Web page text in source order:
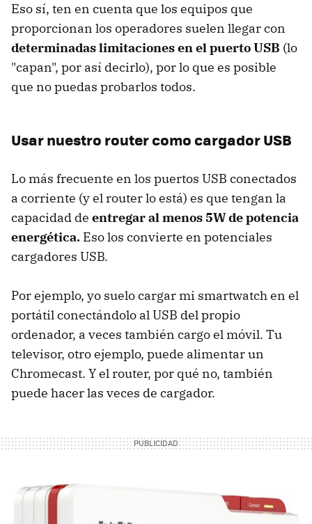
Eso sí, ten en cuenta que los equipos que
proporcionan los operadores suelen llegar con
determinadas limitaciones en el puerto USB (lo
"capan", por así decirlo), por lo que es posible
que no puedas probarlos todos.
Usar nuestro router como cargador USB
Lo más frecuente en los puertos USB conectados
a corriente (y el router lo está) es que tengan la
capacidad de entregar al menos 5W de potencia
energética. Eso los convierte en potenciales
cargadores USB.
Por ejemplo, yo suelo cargar mi smartwatch en el
portátil conectándolo al USB del propio
ordenador, a veces también cargo el móvil. Tu
televisor, otro ejemplo, puede alimentar un
Chromecast. Y el router, por qué no, también
puede hacer las veces de cargador.